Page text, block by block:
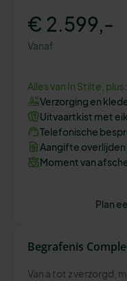
€ 2.599,-
Vanaf
Alles van In Stilte, plus:
Verzorging en
Uitvaartkist met
Telefonische
Aangifte
Moment van
Plan
Begrafenis
Van a tot z verzorgd,